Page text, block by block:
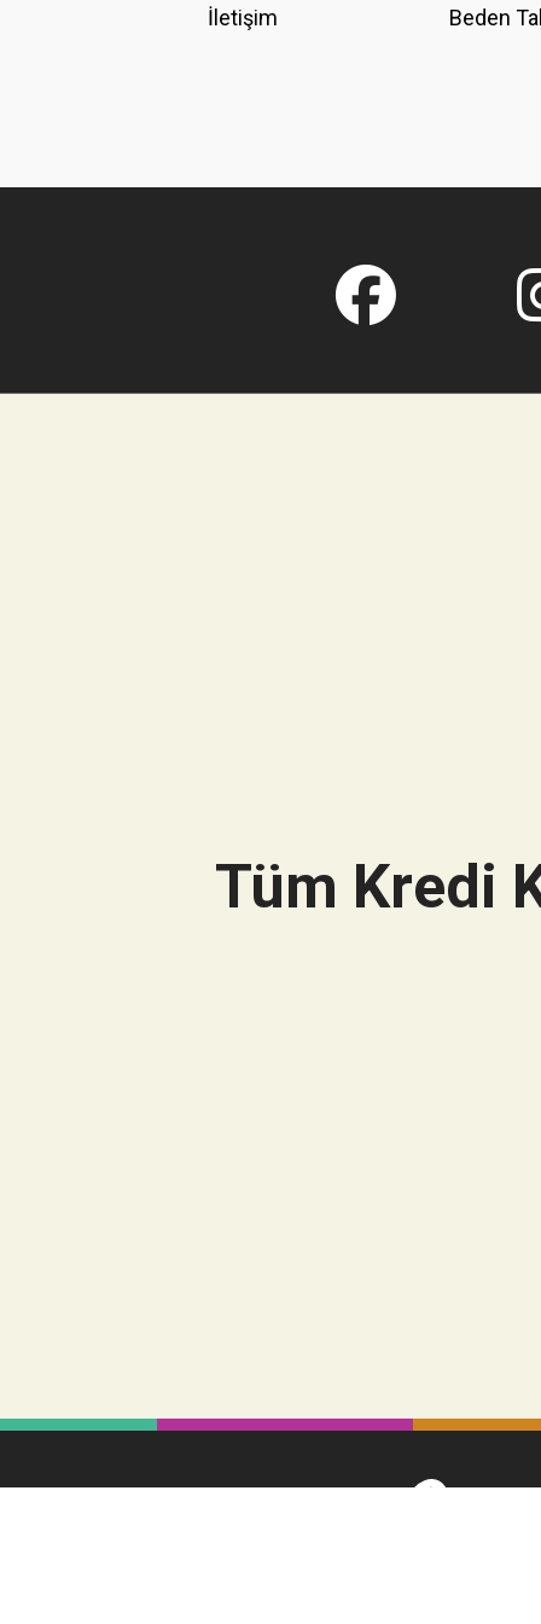
İletişim
Beden
Tüm Kredi